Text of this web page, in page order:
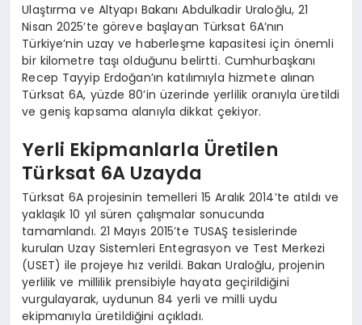
Ulaştırma ve Altyapı Bakanı Abdulkadir Uraloğlu, 21
Nisan 2025’te göreve başlayan Türksat 6A’nın
Türkiye’nin uzay ve haberleşme kapasitesi için önemli
bir kilometre taşı olduğunu belirtti. Cumhurbaşkanı
Recep Tayyip Erdoğan’ın katılımıyla hizmete alınan
Türksat 6A, yüzde 80’in üzerinde yerlilik oranıyla üretildi
ve geniş kapsama alanıyla dikkat çekiyor.
Yerli Ekipmanlarla Üretilen
Türksat 6A Uzayda
Türksat 6A projesinin temelleri 15 Aralık 2014’te atıldı ve
yaklaşık 10 yıl süren çalışmalar sonucunda
tamamlandı. 21 Mayıs 2015’te TUSAŞ tesislerinde
kurulan Uzay Sistemleri Entegrasyon ve Test Merkezi
(USET) ile projeye hız verildi. Bakan Uraloğlu, projenin
yerlilik ve millilik prensibiyle hayata geçirildiğini
vurgulayarak, uydunun 84 yerli ve milli uydu
ekipmanıyla üretildiğini açıkladı.